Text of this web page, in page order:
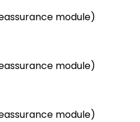
module)
module)
module)